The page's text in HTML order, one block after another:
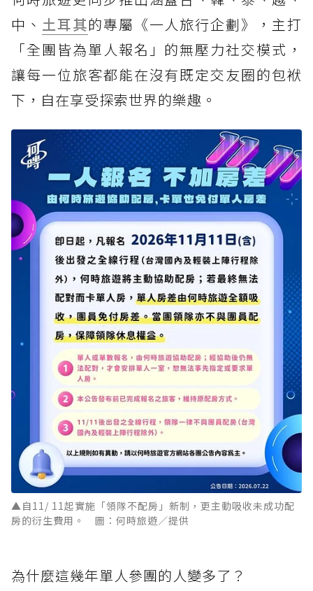
中、 土耳其的專屬《一人旅行企劃》，主打
「全團皆為單人報名」的無壓力社交模式，
讓每一位旅客都能在沒有既定交友圈的包袱
下，自在享受探索世界的樂趣。
▲自11/ 11起實施「領隊不配房」新制，更主動吸收未成功配
房的衍生費用。 圖：何時旅遊／提供
為什麼這幾年單人參團的人變多了？